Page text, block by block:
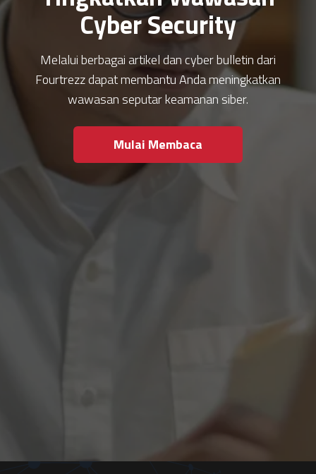
Cyber Security
Melalui berbagai artikel dan cyber bulletin dari
Fourtrezz dapat membantu Anda meningkatkan
wawasan seputar keamanan siber.
Mulai Membaca